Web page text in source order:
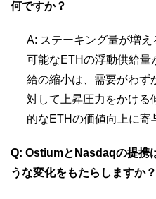
何ですか？
A: ステーキング量が増え
可能なETHの浮動供給量
給の縮小は、需要がわず
対して上昇圧力をかける
的なETHの価値向上に寄
Q: OstiumとNasdaqの提携
うな変化をもたらしますか？